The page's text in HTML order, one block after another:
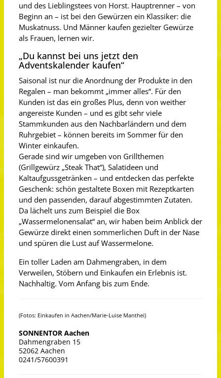
und des Lieblingstees von Horst. Hauptrenner – von
Beginn an – ist bei den Gewürzen ein Klassiker: die
Muskatnuss. Und Männer kaufen gezielter Gewürze
als Frauen, lernen wir.
„Du kannst bei uns jetzt den
Adventskalender kaufen“
Saisonal ist nur die Anordnung der Produkte in den
Regalen – man bekommt „immer alles“. Für den
Kunden ist das ein großes Plus, denn von weither
angereiste Kunden – und es gibt sehr viele
Stammkunden aus den Nachbarländern und dem
Ruhrgebiet – können bereits im Sommer für den
Winter einkaufen.
Gerade sind wir umgeben von Grillthemen
(Grillgewürz „Steak That“), Salatideen und
Kaltaufgussgetränken – und entdecken das perfekte
Geschenk: schön gestaltete Boxen mit Rezeptkarten
und den passenden, darauf abgestimmten Zutaten.
Da lächelt uns zum Beispiel die Box
„Wassermelonensalat“ an, wir haben beim Anblick der
Gewürze direkt einen sommerlichen Duft in der Nase
und spüren die Lust auf Wassermelone.
Ein toller Laden am Dahmengraben, in dem
Verweilen, Stöbern und Einkaufen ein Erlebnis ist.
Nachhaltig. Vom Anfang bis zum Ende.
(Fotos: Einkaufen in Aachen/Marie-Luise Manthei)
SONNENTOR Aachen
Dahmengraben 15
52062 Aachen
0241/57600391